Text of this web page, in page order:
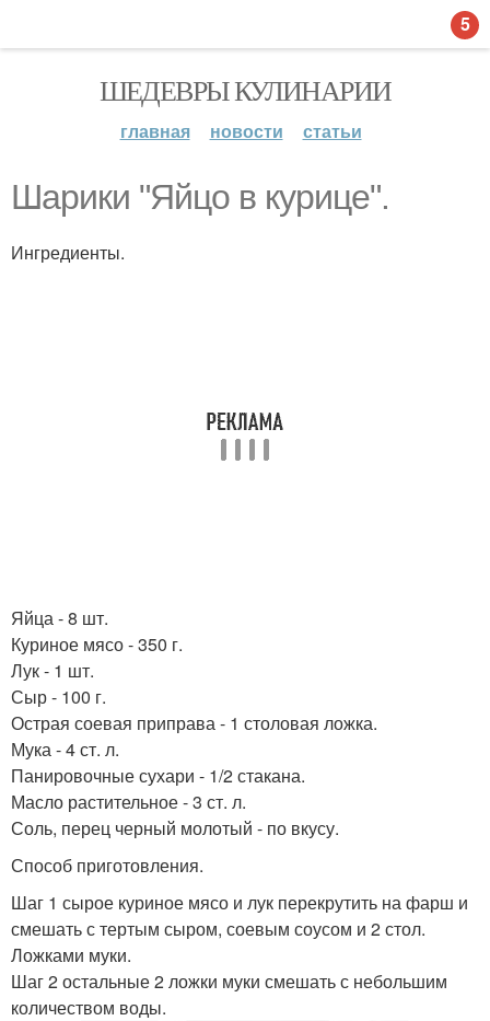
ШЕДЕВРЫ КУЛИНАРИИ
главная новости статьи
Шарики "Яйцо в курице".
Ингредиенты.
Яйца - 8 шт.
Куриное мясо - 350 г.
Лук - 1 шт.
Сыр - 100 г.
Острая соевая приправа - 1 столовая ложка.
Мука - 4 ст. л.
Панировочные сухари - 1/2 стакана.
Масло растительное - 3 ст. л.
Соль, перец черный молотый - по вкусу.
Способ приготовления.
Шаг 1 сырое куриное мясо и лук перекрутить на фарш и
смешать с тертым сыром, соевым соусом и 2 стол.
Ложками муки.
Шаг 2 остальные 2 ложки муки смешать с небольшим
количеством воды.
5